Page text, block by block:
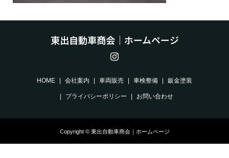
東出自動車商会｜ホームページ
HOME 会社案内 車両販売 車検整備 鈑金塗装
プライバシーポリシー お問い合わせ
Copyright © 東出自動車商会｜ホームページ